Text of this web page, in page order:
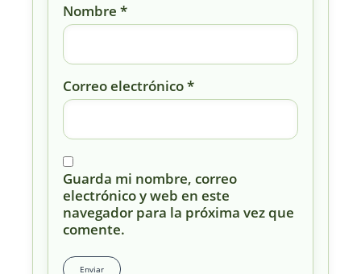
Nombre *
Correo electrónico*
Guarda mi nombre, correo
electrónico y web en este
navegador para la próxima vez que
comente.